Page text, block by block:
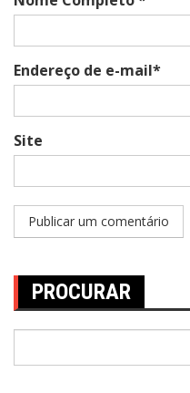
Endereço de e-mail*
Site
PROCURAR